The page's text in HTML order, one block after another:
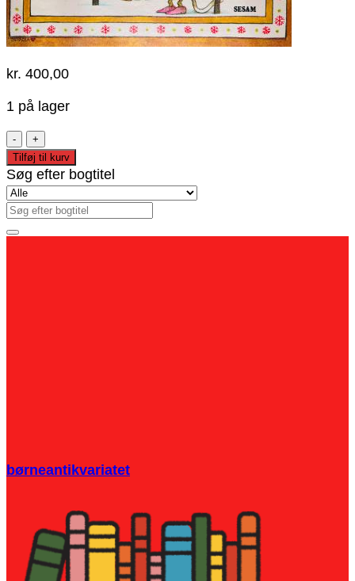
kr. 400,00
1 på lager
Katten
på
Dovrefjeldet
antal
Tilføj til kurv
Søg efter bogtitel
Søg
børneantikvariatet